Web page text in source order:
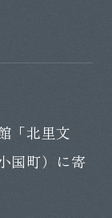
「北里文
国町）に寄